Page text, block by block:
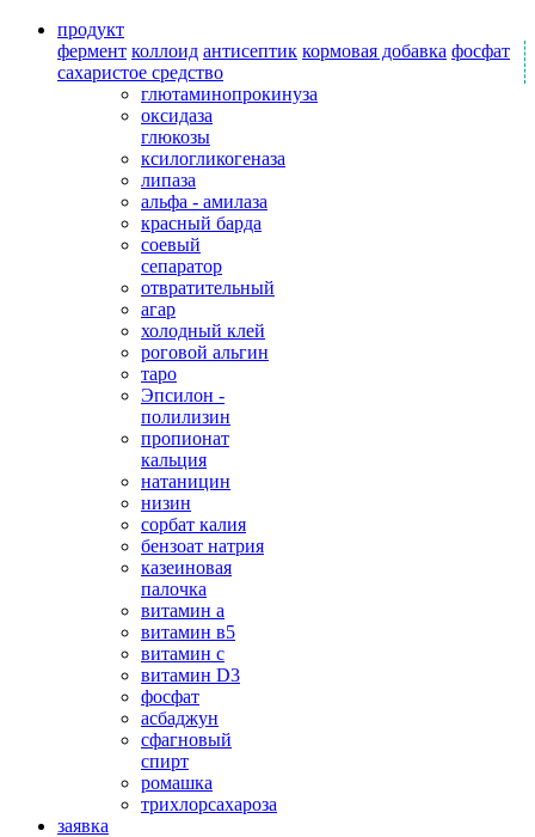
продукт
фермент коллоид антисептик кормовая добавка фосфат
сахаристое средство
глютаминопрокинуза
оксидаза
глюкозы
ксилогликогеназа
липаза
альфа - амилаза
красный барда
соевый
сепаратор
отвратительный
агар
холодный клей
роговой альгин
таро
Эпсилон -
полилизин
пропионат
кальция
натаницин
низин
сорбат калия
бензоат натрия
казеиновая
палочка
витамин а
витамин в5
витамин с
витамин D3
фосфат
асбаджун
сфагновый
спирт
ромашка
трихлорсахароза
заявка